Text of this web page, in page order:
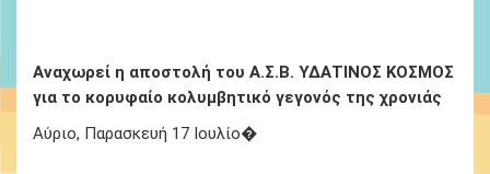
Αναχωρεί η αποστολή του Α.Σ.Β. ΥΔΑΤΙΝΟΣ ΚΟΣΜΟΣ
για το κορυφαίο κολυμβητικό γεγονός της χρονιάς
Αύριο, Παρασκευή 17 Ιουλίο�